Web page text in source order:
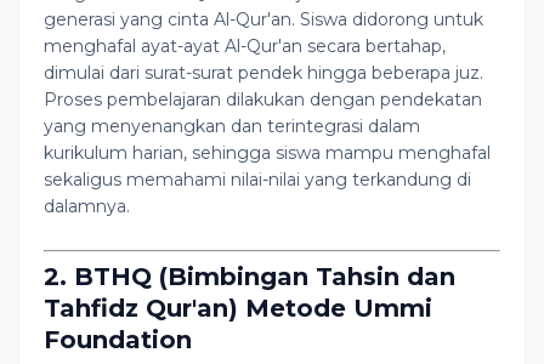
generasi yang cinta Al-Qur'an. Siswa didorong untuk
menghafal ayat-ayat Al-Qur'an secara bertahap,
dimulai dari surat-surat pendek hingga beberapa juz.
Proses pembelajaran dilakukan dengan pendekatan
yang menyenangkan dan terintegrasi dalam
kurikulum harian, sehingga siswa mampu menghafal
sekaligus memahami nilai-nilai yang terkandung di
dalamnya.
2. BTHQ (Bimbingan Tahsin dan
Tahfidz Qur'an) Metode Ummi
Foundation